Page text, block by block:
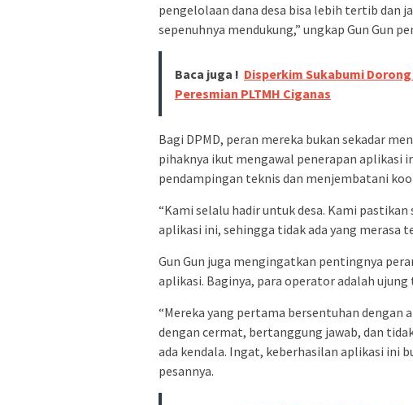
pengelolaan dana desa bisa lebih tertib dan
sepenuhnya mendukung,” ungkap Gun Gun
Baca juga ! Disperkim Sukabumi
Peresmian PLTMH Ciganas
Bagi DPMD, peran mereka bukan sekadar
pihaknya ikut mengawal penerapan aplikasi
pendampingan teknis dan menjembatani
“Kami selalu hadir untuk desa. Kami
aplikasi ini, sehingga tidak ada yang merasa
Gun Gun juga mengingatkan pentingnya
aplikasi. Baginya, para operator adalah
“Mereka yang pertama bersentuhan dengan
dengan cermat, bertanggung jawab, dan
ada kendala. Ingat, keberhasilan aplikasi ini
pesannya.